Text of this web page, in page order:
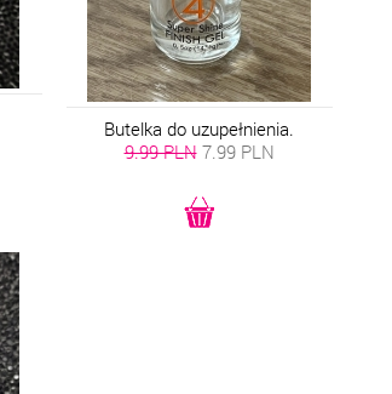
Butelka do uzupełnienia.
9.99 PLN 7.99 PLN